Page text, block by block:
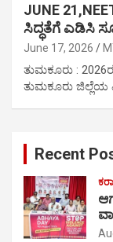
JUNE
ಸಿದ್ಧತೆಗೆ ಎಡಿಸಿ
June 17, 2026
ತುಮಕೂರು :
ತುಮಕೂರು ಜಿಲ್ಲೆಯ
Recent